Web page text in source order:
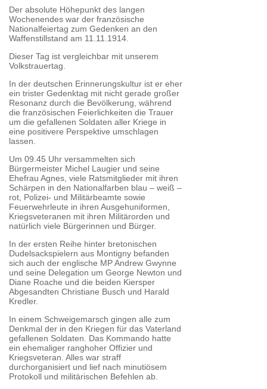
Der absolute Höhepunkt des langen
Wochenendes war der französische
Nationalfeiertag zum Gedenken an den
Waffenstillstand am 11.11.1914.
Dieser Tag ist vergleichbar mit unserem
Volkstrauertag.
In der deutschen Erinnerungskultur ist er eher
ein trister Gedenktag mit nicht gerade großer
Resonanz durch die Bevölkerung, während
die französischen Feierlichkeiten die Trauer
um die gefallenen Soldaten aller Kriege in
eine positivere Perspektive umschlagen
lassen.
Um 09.45 Uhr versammelten sich
Bürgermeister Michel Laugier und seine
Ehefrau Agnes, viele Ratsmitglieder mit ihren
Schärpen in den Nationalfarben blau – weiß –
rot, Polizei- und Militärbeamte sowie
Feuerwehrleute in ihren Ausgehuniformen,
Kriegsveteranen mit ihren Militärorden und
natürlich viele Bürgerinnen und Bürger.
In der ersten Reihe hinter bretonischen
Dudelsackspielern aus Montigny befanden
sich auch der englische MP Andrew Gwynne
und seine Delegation um George Newton und
Diane Roache und die beiden Kiersper
Abgesandten Christiane Busch und Harald
Kredler.
In einem Schweigemarsch gingen alle zum
Denkmal der in den Kriegen für das Vaterland
gefallenen Soldaten. Das Kommando hatte
ein ehemaliger ranghoher Offizier und
Kriegsveteran. Alles war straff
durchorganisiert und lief nach minutiösem
Protokoll und militärischen Befehlen ab.